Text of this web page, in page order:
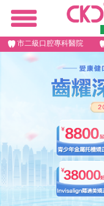
市二級口腔專科醫院